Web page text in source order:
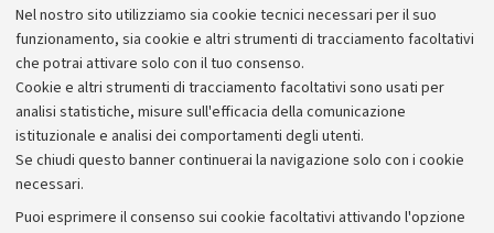
Nel nostro sito utilizziamo sia cookie tecnici necessari per il suo
funzionamento, sia cookie e altri strumenti di tracciamento facoltativi
che potrai attivare solo con il tuo consenso.
Cookie e altri strumenti di tracciamento facoltativi sono usati per
analisi statistiche, misure sull'efficacia della comunicazione
istituzionale e analisi dei comportamenti degli utenti.
Se chiudi questo banner continuerai la navigazione solo con i cookie
necessari.
Puoi esprimere il consenso sui cookie facoltativi attivando l'opzione
Alumni community
Piano strategico
Bilanci
Donazioni e 5x1000
Bandi, gare e concorsi